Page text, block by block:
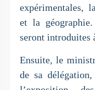
expérimentales,
et la
seront introduites
Ensuite, le
de sa